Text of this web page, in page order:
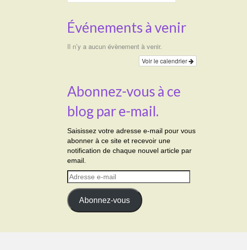
Événements à venir
Il n’y a aucun évènement à venir.
Voir le calendrier
Abonnez-vous à ce
blog par e-mail.
Saisissez votre adresse e-mail pour vous
abonner à ce site et recevoir une
notification de chaque nouvel article par
email.
Adresse
e-
mail
Abonnez-vous